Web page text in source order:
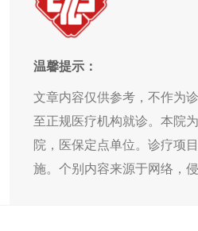
温馨提示：
文章内容仅供参考，不作为
至正规医疗机构就诊。本院
院，医保定点单位。诊疗项
施。个别内容来源于网络，侵